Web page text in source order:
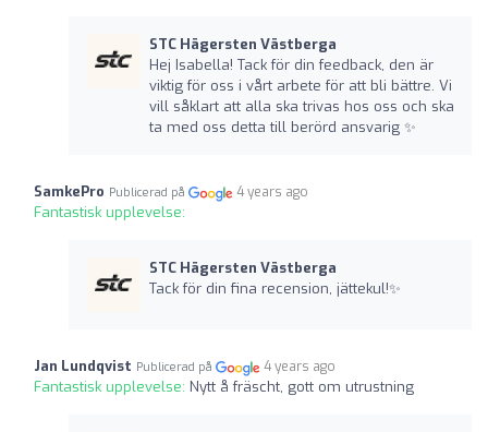
STC Hägersten Västberga
Hej Isabella! Tack för din feedback, den är
viktig för oss i vårt arbete för att bli bättre. Vi
vill såklart att alla ska trivas hos oss och ska
ta med oss detta till berörd ansvarig ✨
SamkePro Publicerad på 4 years ago
Fantastisk upplevelse:
STC Hägersten Västberga
Tack för din fina recension, jättekul!✨
Jan Lundqvist Publicerad på 4 years ago
Fantastisk upplevelse: Nytt å fräscht, gott om utrustning